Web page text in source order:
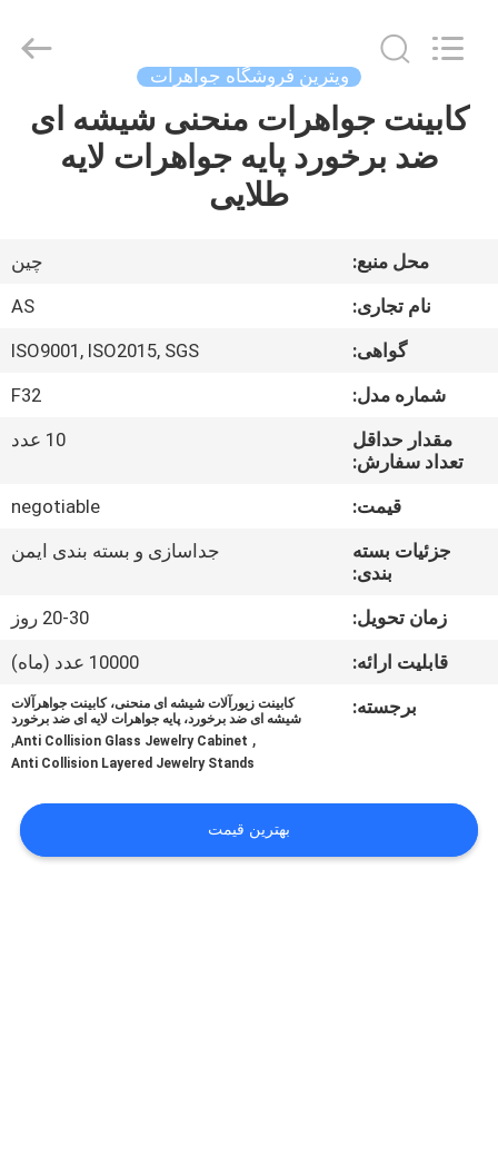
صفحه
اصلی
درباره
کارخانه
کنترل
کیفیت
تماس
بگیرید
Display
Shelves
Reserved.
ویترین فروشگاه جواهرات
کابینت جواهرات منحنی شیشه ای
ضد برخورد پایه جواهرات لایه
طلایی
محل منبع:
چین
نام تجاری:
AS
گواهی:
ISO9001, ISO2015, SGS
شماره مدل:
F32
مقدار حداقل
تعداد سفارش:
10 عدد
قیمت:
negotiable
جزئیات بسته
بندی:
جداسازی و بسته بندی ایمن
زمان تحویل:
20-30 روز
قابلیت ارائه:
10000 عدد (ماه)
برجسته:
کابینت زیورآلات شیشه ای منحنی، کابینت جواهرآلات
شیشه ای ضد برخورد، پایه جواهرات لایه ای ضد برخورد
,
Anti Collision Glass Jewelry Cabinet
,
Anti Collision Layered Jewelry Stands
بهترین قیمت